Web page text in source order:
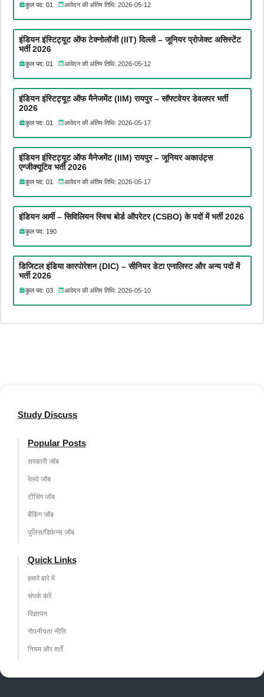
कुल पद: 01 आवेदन की अंतिम तिथि: 2026-05-12
इंडियन इंस्टिट्यूट ऑफ टेक्नोलॉजी (IIT) दिल्ली – जूनियर प्रोजेक्ट असिस्टेंट
भर्ती 2026
कुल पद: 01 आवेदन की अंतिम तिथि: 2026-05-12
इंडियन इंस्टिट्यूट ऑफ मैनेजमेंट (IIM) रायपुर – सॉफ्टवेयर डेवलपर भर्ती
2026
कुल पद: 01 आवेदन की अंतिम तिथि: 2026-05-17
इंडियन इंस्टिट्यूट ऑफ मैनेजमेंट (IIM) रायपुर – जूनियर अकाउंट्स
एग्जीक्यूटिव भर्ती 2026
कुल पद: 01 आवेदन की अंतिम तिथि: 2026-05-17
इंडियन आर्मी – सिविलियन स्विच बोर्ड ऑपरेटर (CSBO) के पदों में भर्ती 2026
कुल पद: 190
डिजिटल इंडिया कारपोरेशन (DIC) – सीनियर डेटा एनालिस्ट और अन्य पदों में
भर्ती 2026
कुल पद: 03 आवेदन की अंतिम तिथि: 2026-05-10
Study Discuss
Popular Posts
सरकारी जॉब
रेलवे जॉब
टीचिंग जॉब
बैंकिंग जॉब
पुलिस/डिफेन्स जॉब
Quick Links
हमारे बारे में
संपर्क करें
विज्ञापन
गोपनीयता नीति
नियम और शर्तें